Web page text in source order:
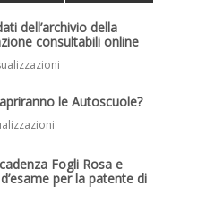
dell’archivio della
consultabili online
le Autoscuole?
Fogli Rosa e
per la patente di